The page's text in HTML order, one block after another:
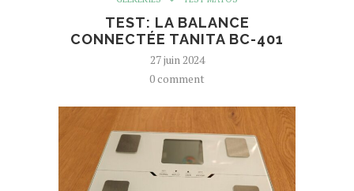
TEST: LA BALANCE
CONNECTÉE TANITA BC-401
27 juin 2024
0 comment